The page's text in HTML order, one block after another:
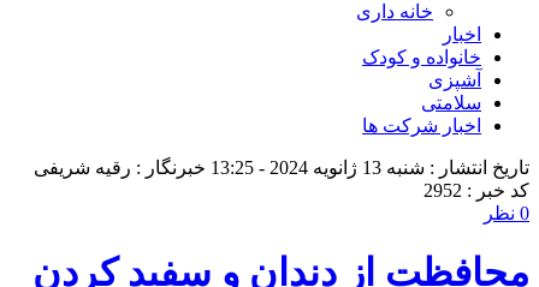
خانه داری
اخبار
خانواده و کودک
آشپزی
سلامتی
اخبار شرکت ها
تاریخ انتشار : شنبه 13 ژانویه 2024 - 13:25
خبرنگار : رقیه شریفی
کد خبر : 2952
0 نظر
محافظت از دندان و سفید کردن